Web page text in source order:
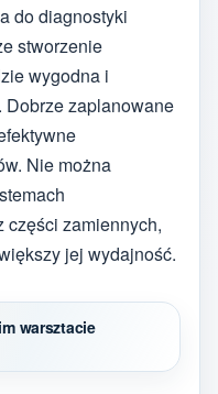
do diagnostyki
stworzenie
wygodna i
zaplanowane
Nie można
części zamiennych,
jej wydajność.
warsztacie